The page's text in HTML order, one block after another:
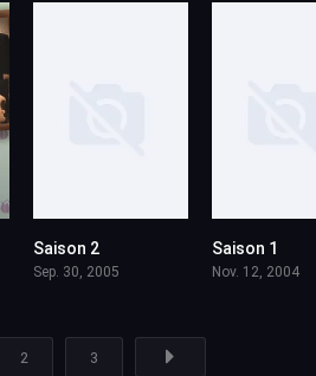
Saison 2
Sep. 30, 2005
Saison 1
Nov. 12, 2004
2 3